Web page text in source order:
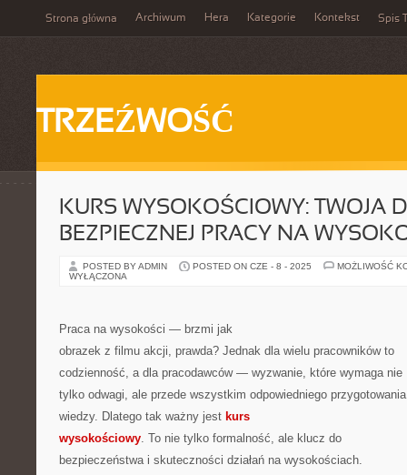
Strona główna Archiwum Hera Kategorie Kontekst Spis
TRZEŹWOŚĆ
KURS WYSOKOŚCIOWY: TWOJA
BEZPIECZNEJ PRACY NA
POSTED BY ADMIN POSTED ON CZE - 8 - 2025
MOŻLIWOŚĆ
WYŁĄCZONA
Praca na wysokości — brzmi jak
obrazek z filmu akcji, prawda? Jednak dla wielu pracowników to
codzienność, a dla pracodawców — wyzwanie, które wymaga nie
tylko odwagi, ale przede wszystkim odpowiedniego
wiedzy. Dlatego tak ważny jest kurs
wysokościowy. To nie tylko formalność, ale klucz do
bezpieczeństwa i skuteczności działań na wysokościach.